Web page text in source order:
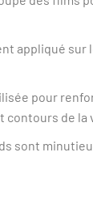
appliqué
pour
de la
sont